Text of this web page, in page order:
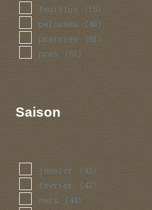
feuillus (18)
pelouses (43)
prairies (81)
pres (81)
Saison
janvier (42)
fevrier (42)
mars (44)